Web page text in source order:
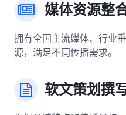
媒体资源整
拥有全国主流媒体、行业
源，满足不同传播需求。
软文策划撰